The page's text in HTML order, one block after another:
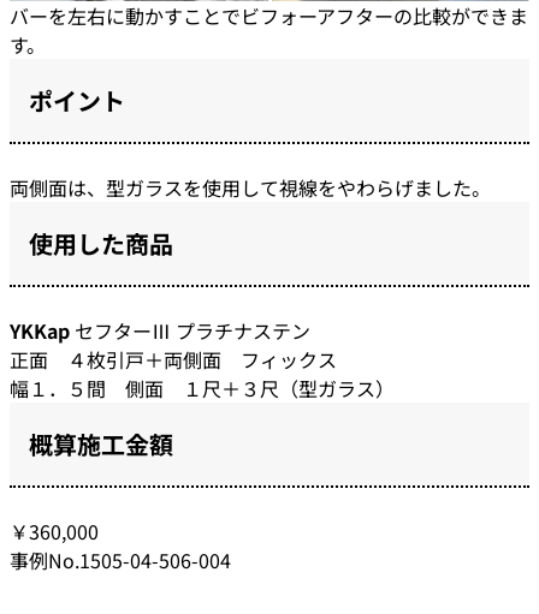
バーを左右に動かすことでビフォーアフターの比較ができま
す。
ポイント
両側面は、型ガラスを使用して視線をやわらげました。
使用した商品
YKKap セフターⅢ プラチナステン
正面 ４枚引戸＋両側面 フィックス
幅１．５間 側面 １尺＋３尺（型ガラス）
概算施工金額
￥360,000
事例No.1505-04-506-004